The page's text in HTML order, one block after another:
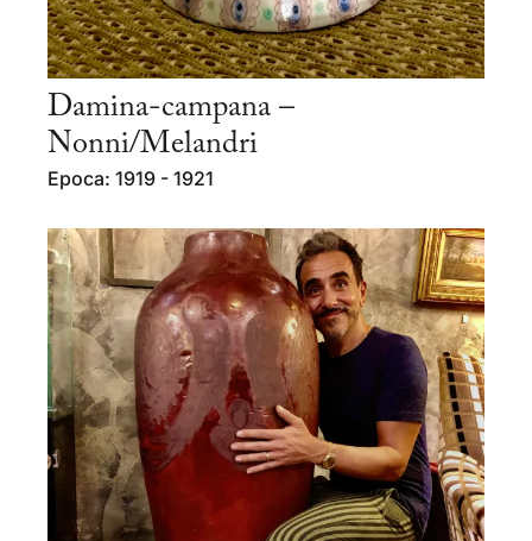
Damina-campana –
Nonni/Melandri
Epoca: 1919 - 1921